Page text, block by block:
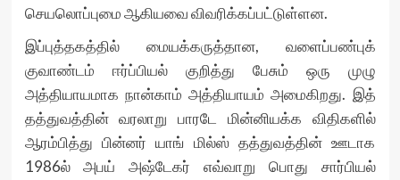
செயலொப்புமை ஆகியவை விவரிக்கப்பட்டுள்ளன.
இப்புத்தகத்தில் மையக்கருத்தான, வளைப்பண்புக்
குவாண்டம் ஈர்ப்பியல் குறித்து பேசும் ஒரு முழு
அத்தியாயமாக நான்காம் அத்தியாயம் அமைகிறது. இத்
தத்துவத்தின் வரலாறு பாரடே மின்னியக்க விதிகளில்
ஆரம்பித்து பின்னர் யாங் மில்ஸ் தத்துவத்தின் ஊடாக
1986ல் அபய் அஷ்டேகர் எவ்வாறு பொது சார்பியல்